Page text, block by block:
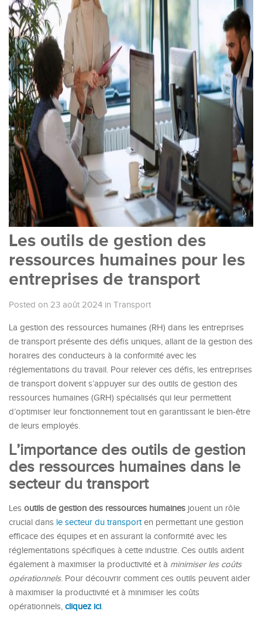
Les outils de gestion des
ressources humaines pour les
entreprises de transport
Posted on 23 août 2024 in Transport
La gestion des ressources humaines (RH) dans les entreprises
de transport présente des défis uniques, allant de la gestion des
horaires des conducteurs à la conformité avec les
réglementations du travail. Pour relever ces défis, les entreprises
de transport doivent s’appuyer sur des outils de gestion des
ressources humaines (GRH) spécialisés qui leur permettent
d’optimiser leur fonctionnement tout en garantissant le bien-être
de leurs employés.
L’importance des outils de gestion
des ressources humaines dans le
secteur du transport
Les outils de gestion des ressources humaines jouent un rôle
crucial dans le secteur du transporten permettant une gestion
efficace des équipes et en assurant la conformité avec les
réglementations spécifiques à cette industrie. Ces outils aident
également à maximiser la productivité et à minimiser les coûts
opérationnels. Pour découvrir comment ces outils peuvent aider
à maximiser la productivité et à minimiser les coûts
opérationnels, cliquez ici.